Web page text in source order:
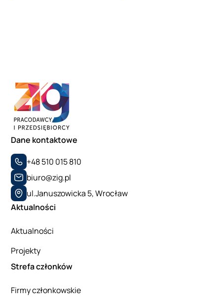
Dane kontaktowe
+48 510 015 810
biuro@zig.pl
ul.Januszowicka 5, Wrocław
Aktualności
Aktualności
Projekty
Strefa członków
Firmy członkowskie